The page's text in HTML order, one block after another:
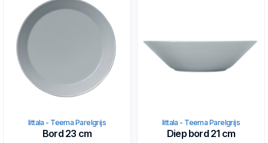
Iittala - Teema Parelgrijs
Bord 23 cm
Iittala - Teema Parelgrijs
Diep bord 21 cm